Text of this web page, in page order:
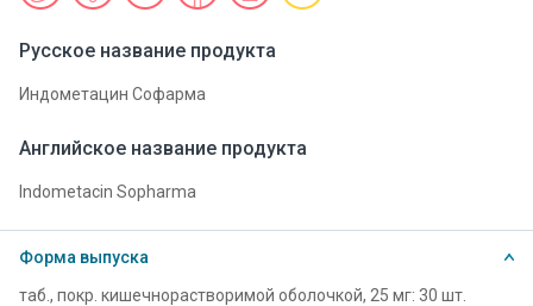
Русское название продукта
Индометацин Софарма
Английское название продукта
Indometacin Sopharma
Форма выпуска
таб., покр. кишечнорастворимой оболочкой, 25 мг: 30 шт.